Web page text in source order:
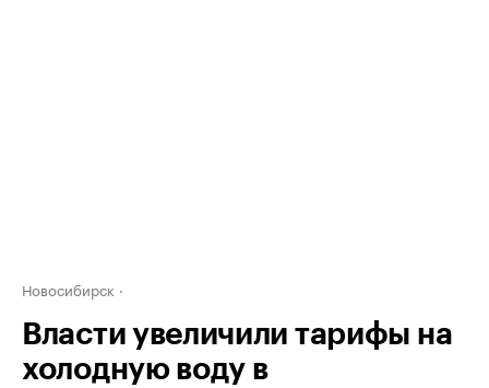
Новосибирск
Власти увеличили тарифы на
холодную воду в